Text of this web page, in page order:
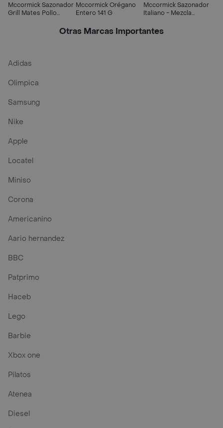
Mccormick Sazonador
Grill Mates Pollo
Mccormick Orégano
Entero 141 G
Mccormick Sazonador
Italiano - Mezcla
177 G
Otras Marcas Importantes
Adidas
Olimpica
Samsung
Nike
Apple
Locatel
Miniso
Corona
Americanino
Aario hernandez
BBC
Patprimo
Haceb
Lego
Barbie
Xbox one
Pilatos
Atenea
Diesel